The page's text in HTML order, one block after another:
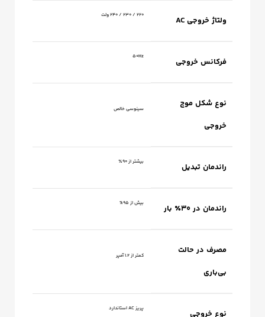
ولتاژ خروجی AC 220 / 230 / 240 ولت
فرکانس خروجی 50Hz
نوع شکل موج
خروجی
سینوسی خالص
راندمان تبدیل بیشتر از 90٪
راندمان در 30٪ بار بیش از 95%
مصرف در حالت
بی‌باری
کمتر از 1.2 آمپر
نوع خروجی پریز AC استاندارد